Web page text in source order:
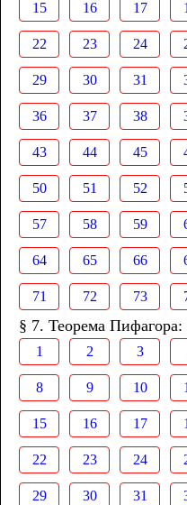
15 16 17
22 23 24
29 30 31
36 37 38
43 44 45
50 51 52
57 58 59
64 65 66
71 72 73
§ 7. Теорема Пифагора:
1 2 3
8 9 10
15 16 17
22 23 24
29 30 31